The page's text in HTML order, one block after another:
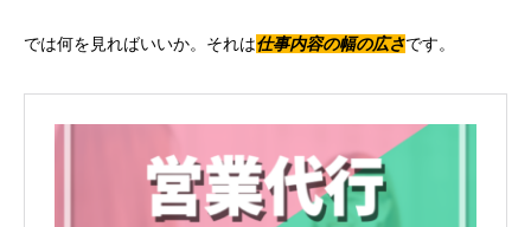
では何を見ればいいか。それは仕事内容の幅の広さです。